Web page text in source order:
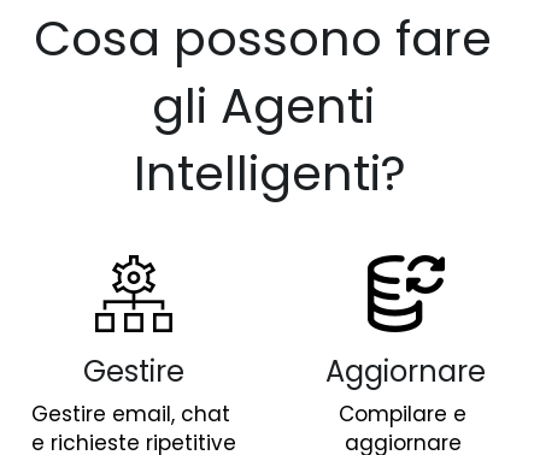
Cosa possono fare
gli Agenti
Intelligenti?
Gestire
Gestire email, chat
e richieste ripetitive
Aggiornare
Compilare e
aggiornare